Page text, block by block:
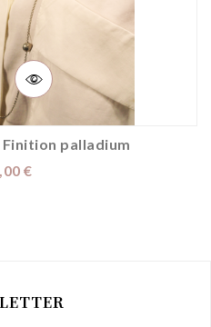
palladium
Prix
€